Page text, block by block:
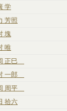
学
芳照
塊
唯
正巳
一郎
周平
拾六